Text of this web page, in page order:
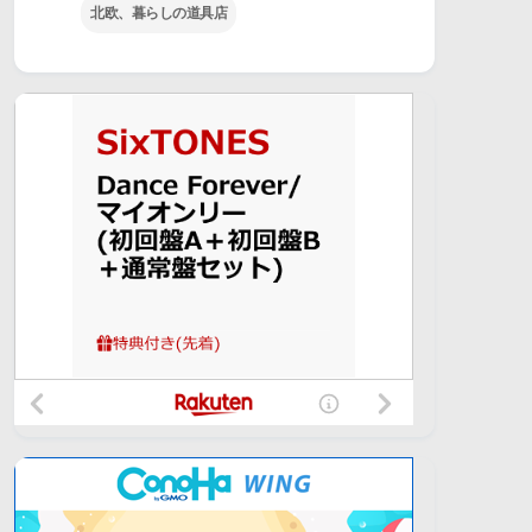
北欧、暮らしの道具店